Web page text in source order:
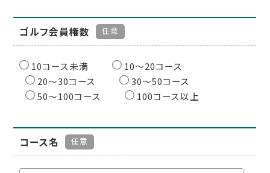
ゴルフ会員権数 任意
10コース未満
10〜20コース
20〜30コース
30〜50コース
50〜100コース
100コース以上
コース名 任意